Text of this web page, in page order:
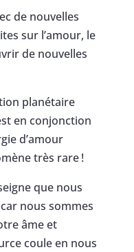
de nouvelles
sur l’amour, le
de nouvelles
planétaire
en conjonction
d’amour
très rare !
que nous
nous sommes
âme et
coule en nous